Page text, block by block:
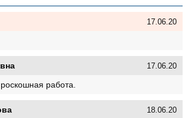
17.06.20
17.06.20
работа.
18.06.20